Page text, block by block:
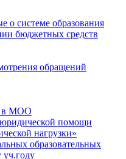
о системе образования
бюджетных средств
обращений
в МОО
помощи
нагрузки»
образовательных
уч.году